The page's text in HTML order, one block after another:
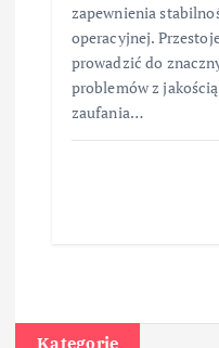
zapewnienia
operacyjnej.
prowadzić do
problemów z
zaufania…
Kategorie